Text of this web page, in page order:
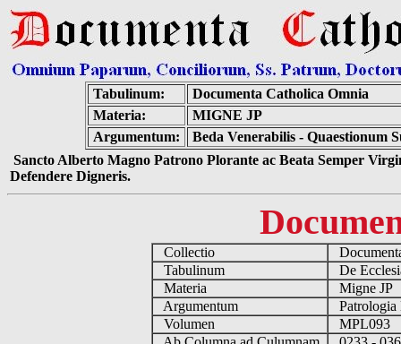
Tabulinum:
Documenta Catholica Omnia
Materia:
MIGNE JP
Argumentum:
Beda Venerabilis - Quaestionum
Sancto Alberto Magno Patrono Plorante ac Beata Semper
Defendere Digneris.
Collectio
Tabulinum
De
Materia
Migne JP
Argumentum
Volumen
MPL093